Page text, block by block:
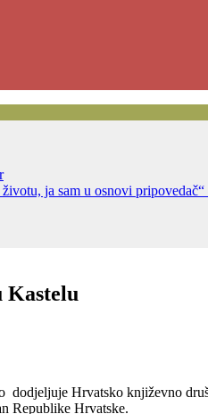
ja sam u osnovi pripovedač“
Kastelu
Hrvatsko književno
Republike Hrvatske.